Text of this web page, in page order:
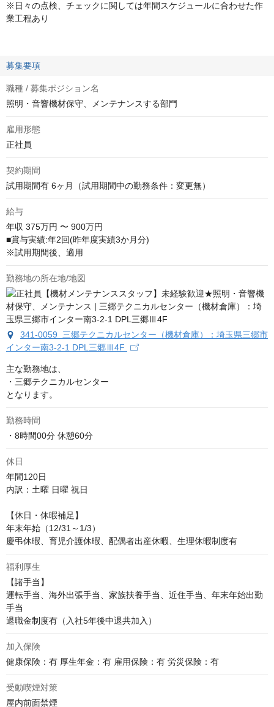
※日々の点検、チェックに関しては年間スケジュールに合わせた作
業工程あり
募集要項
職種 / 募集ポジション名
照明・音響機材保守、メンテナンスする部門
雇用形態
正社員
契約期間
試用期間有 6ヶ月（試用期間中の勤務条件：変更無）
給与
年収 375万円 〜 900万円
■賞与実績:年2回(昨年度実績3か月分)
※試用期間後、適用
勤務地の所在地/地図
341-0059 三郷テクニカルセンター（機材倉庫）：埼玉県三郷市
インター南3-2-1 DPL三郷Ⅲ4F
主な勤務地は、
・三郷テクニカルセンター
となります。
勤務時間
・8時間00分 休憩60分
休日
年間120日
内訳：土曜 日曜 祝日
【休日・休暇補足】
年末年始（12/31～1/3）
慶弔休暇、育児介護休暇、配偶者出産休暇、生理休暇制度有
福利厚生
【諸手当】
運転手当、海外出張手当、家族扶養手当、近住手当、年末年始出勤
手当
退職金制度有（入社5年後中退共加入）
加入保険
健康保険：有 厚生年金：有 雇用保険：有 労災保険：有
受動喫煙対策
屋内前面禁煙